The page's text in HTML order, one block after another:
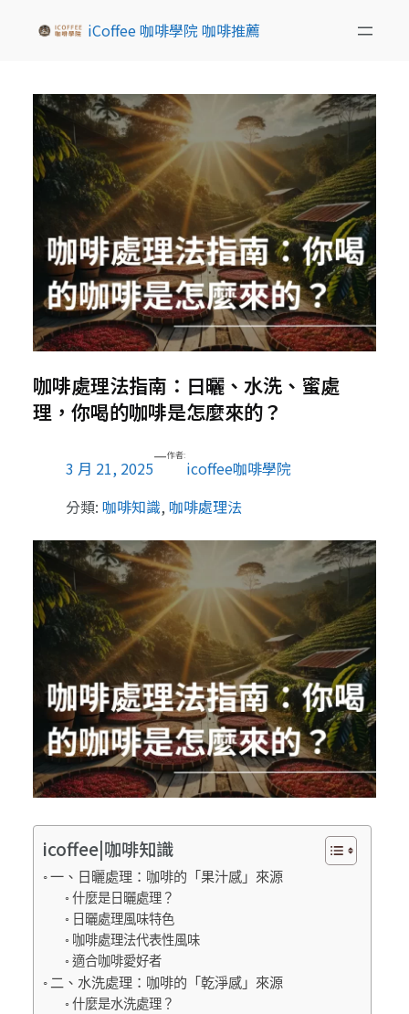
iCoffee 咖啡學院 咖啡推薦
咖啡處理法指南：日曬、水洗、蜜處
理，你喝的咖啡是怎麼來的？
3 月 21, 2025
—作者:
icoffee咖啡學院
分類: 咖啡知識, 咖啡處理法
icoffee|咖啡知識
一、日曬處理：咖啡的「果汁感」來源
什麼是日曬處理？
日曬處理風味特色
咖啡處理法代表性風味
適合咖啡愛好者
二、水洗處理：咖啡的「乾淨感」來源
什麼是水洗處理？